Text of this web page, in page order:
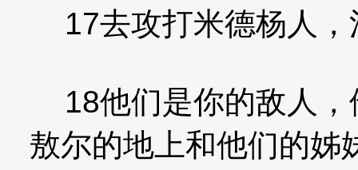
17去攻打米德杨人，
18他们是你的敌人，
敖尔的地上和他们的姊